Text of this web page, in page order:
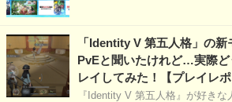
「Identity V 第五人格」の
PvEと聞いたけれど…実際
レイしてみた！【プレイレポ
『Identity V 第五人格』が好き